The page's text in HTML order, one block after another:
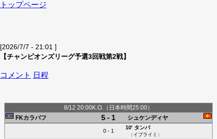
トップページ
[2026/7/7 - 21:01 ]
【チャンピオンズリーグ予選3回戦第2戦】
コメント 日程
8/12 20:00K.O.（日本時間25:00）
FKカラバフ
5 - 1 シュケンディヤ
0 - 1
10' タンバ
（イブライミ ）